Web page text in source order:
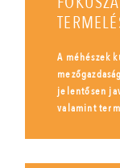
A méhészek
jelentősen
valamint